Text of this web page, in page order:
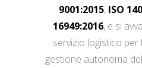
9001:2015, ISO
16949:2016, e si
servizio logistico per
gestione autonoma